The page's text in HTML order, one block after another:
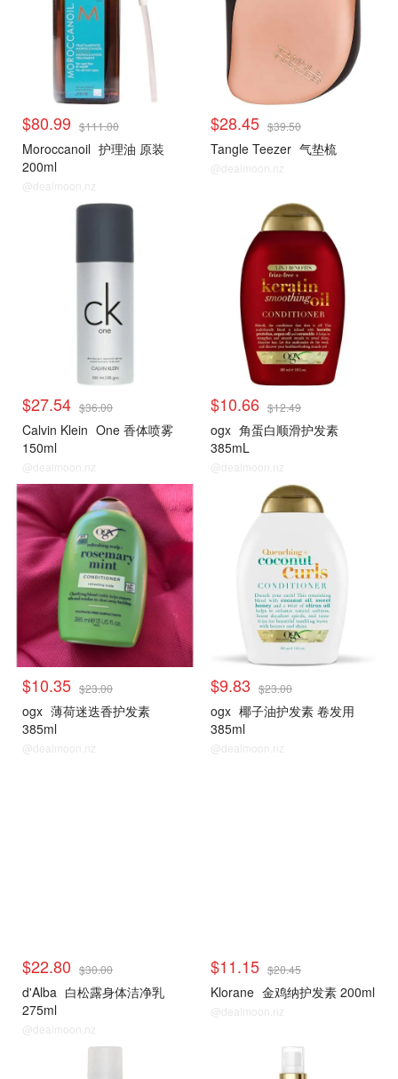
$80.99 $111.00
Moroccanoil 护理油 原装
200ml
@dealmoon.nz
$28.45 $39.50
Tangle Teezer 气垫梳
@dealmoon.nz
$27.54 $36.00
Calvin Klein One 香体喷雾
150ml
@dealmoon.nz
$10.66 $12.49
ogx 角蛋白顺滑护发素
385mL
@dealmoon.nz
$10.35 $23.00
ogx 薄荷迷迭香护发素
385ml
@dealmoon.nz
$9.83 $23.00
ogx 椰子油护发素 卷发用
385ml
@dealmoon.nz
$22.80 $30.00
d'Alba 白松露身体洁净乳
275ml
@dealmoon.nz
$11.15 $20.45
Klorane 金鸡纳护发素 200ml
@dealmoon.nz